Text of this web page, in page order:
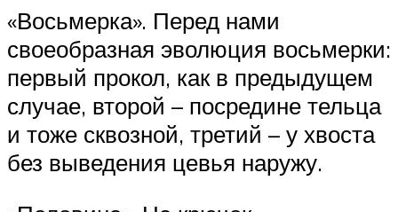
«Восьмерка». Перед нами
своеобразная эволюция восьмерки:
первый прокол, как в предыдущем
случае, второй – посредине тельца
и тоже сквозной, третий – у хвоста
без выведения цевья наружу.